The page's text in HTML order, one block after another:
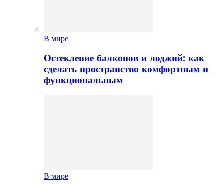
В мире
Остекление балконов и лоджий: как
сделать пространство комфортным и
функциональным
В мире